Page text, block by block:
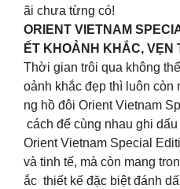
ãi chưa từng có!
ORIENT VIETNAM
ẾT KHOẢNH KHẮC, VẸN
Thời gian trôi qua không
oảnh khắc đẹp thì luôn còn
ng hồ đôi Orient Vietnam
cách để cùng nhau ghi
Orient Vietnam Special
và tinh tế, mà còn mang
ắc thiết kế đặc biệt đánh